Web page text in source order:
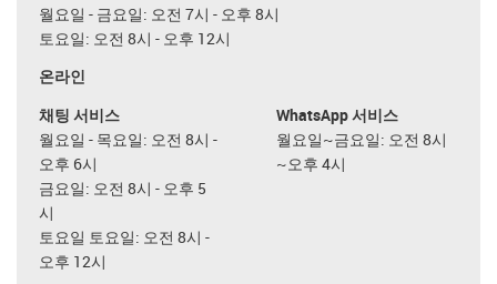
월요일 - 금요일: 오전 7시 - 오후 8시
토요일: 오전 8시 - 오후 12시
온라인
채팅 서비스
월요일 - 목요일: 오전 8시 -
오후 6시
금요일: 오전 8시 - 오후 5
시
토요일 토요일: 오전 8시 -
오후 12시
WhatsApp 서비스
월요일~금요일: 오전 8시
~오후 4시